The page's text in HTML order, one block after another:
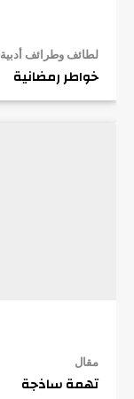
لطائف وطرائف أدبية
خواطر رمضانية
مقال
تهمة ساذجة